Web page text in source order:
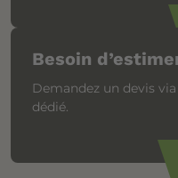
Besoin
Demandez un devis
dédié.